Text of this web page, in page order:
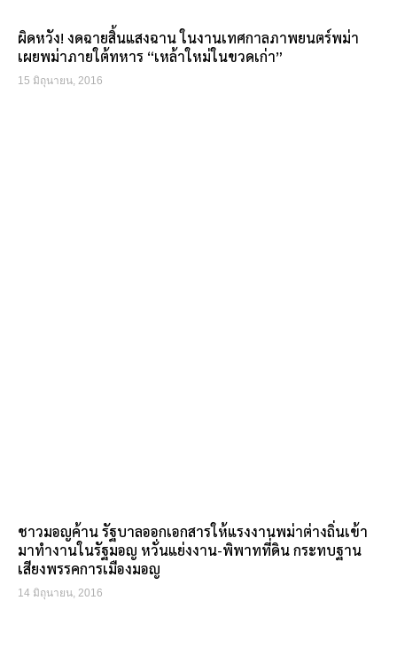
ผิดหวัง! งดฉายสิ้นแสงฉาน ในงานเทศกาลภาพยนตร์พม่า
เผยพม่าภายใต้ทหาร “เหล้าใหม่ในขวดเก่า”
15 มิถุนายน, 2016
ชาวมอญค้าน รัฐบาลออกเอกสารให้แรงงานพม่าต่างถิ่นเข้า
มาทำงานในรัฐมอญ หวั่นแย่งงาน-พิพาทที่ดิน กระทบฐาน
เสียงพรรคการเมืองมอญ
14 มิถุนายน, 2016